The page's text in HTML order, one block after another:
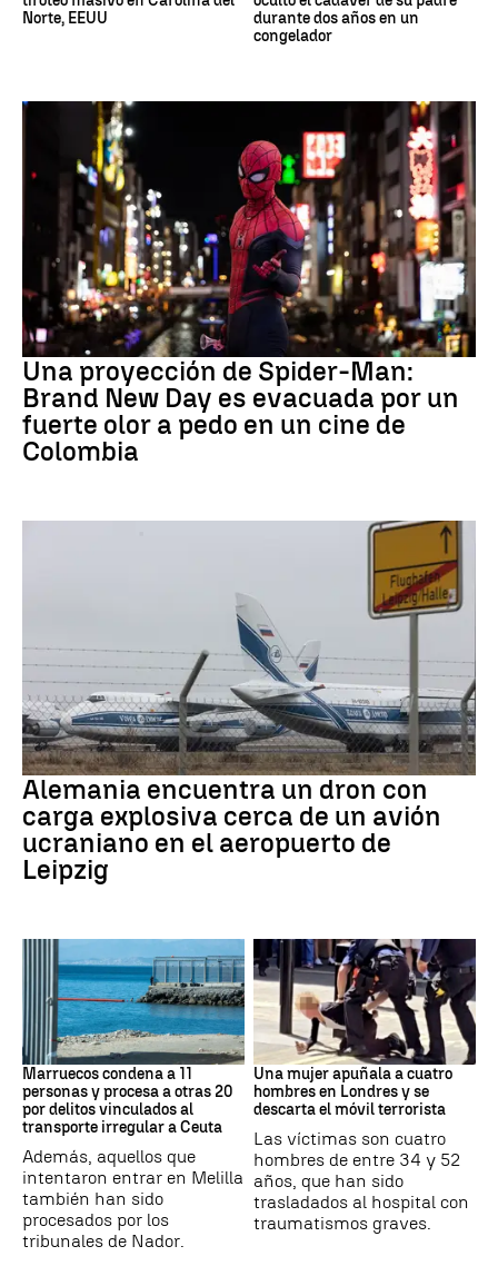
Norte, EEUU
durante dos años en un
congelador
Pedo Spiderman
Una proyección de Spider-Man:
Brand New Day es evacuada por un
fuerte olor a pedo en un cine de
Colombia
Dron Ucrania
Alemania encuentra un dron con
carga explosiva cerca de un avión
ucraniano en el aeropuerto de
Leipzig
Marruecos
Marruecos condena a 11
personas y procesa a otras 20
por delitos vinculados al
transporte irregular a Ceuta
Además, aquellos que
intentaron entrar en Melilla
también han sido
procesados por los
tribunales de Nador.
Londres
Una mujer apuñala a cuatro
hombres en Londres y se
descarta el móvil terrorista
Las víctimas son cuatro
hombres de entre 34 y 52
años, que han sido
trasladados al hospital con
traumatismos graves.